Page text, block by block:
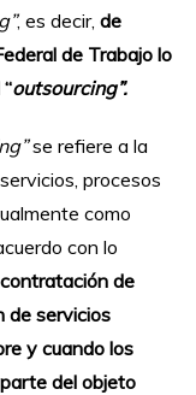
, es decir, de
de Trabajo lo
outsourcing”.
se refiere a la
procesos
como
con lo
de
de servicios
y cuando los
del objeto